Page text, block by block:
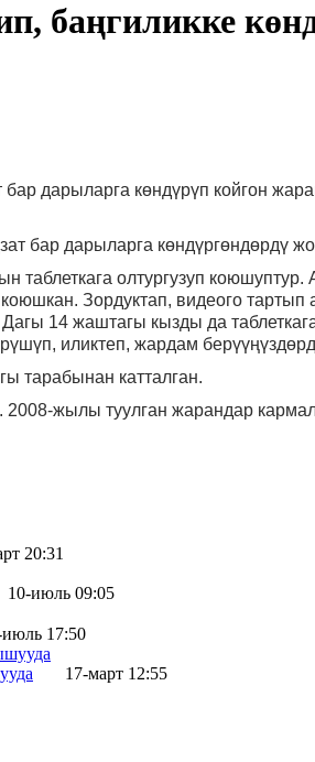
баңгиликке
дарыларга көндүрүп койгон
дарыларга көндүргөндөрдү
олтургузуп коюшуптур.
коюшкан. Зордуктап, видеого
14 жаштагы кызды да
иликтеп, жардам
тарабынан катталган.
жылы туулган жарандар
20:31
10-июль 09:05
июль 17:50
17-март 12:55